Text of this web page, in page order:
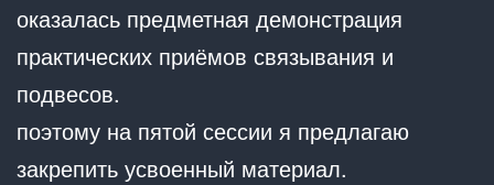
оказалась предметная демонстрация
практических приёмов связывания и
подвесов.
поэтому на пятой сессии я предлагаю
закрепить усвоенный материал.